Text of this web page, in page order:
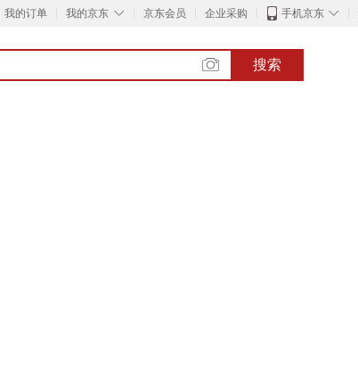
我的订单 ◇
我的京东 京东会员 企业采购 ◇
手机京东
搜索